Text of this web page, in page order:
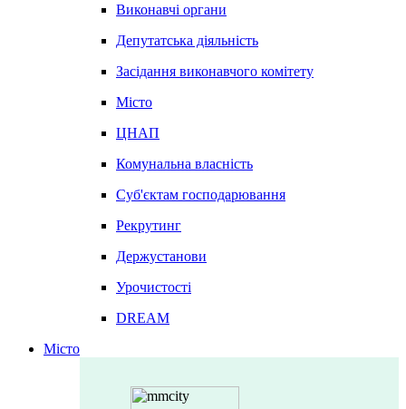
Виконавчі органи
Депутатська діяльність
Засідання виконавчого комітету
Місто
ЦНАП
Комунальна власність
Суб'єктам господарювання
Рекрутинг
Держустанови
Урочистості
DREAM
Місто